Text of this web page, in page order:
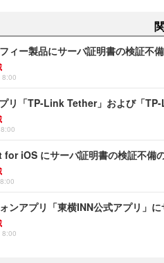
ィー製品にサーバ証明書の検証不
8:00
リ「TP-Link Tether」および「
iOS にサーバ証明書の検証不備
ンアプリ「東横INN公式アプリ」
8:00